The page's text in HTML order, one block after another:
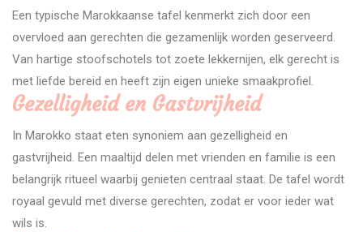
Een typische Marokkaanse tafel kenmerkt zich door een
overvloed aan gerechten die gezamenlijk worden geserveerd.
Van hartige stoofschotels tot zoete lekkernijen, elk gerecht is
met liefde bereid en heeft zijn eigen unieke smaakprofiel.
Gezelligheid en Gastvrijheid
In Marokko staat eten synoniem aan gezelligheid en
gastvrijheid. Een maaltijd delen met vrienden en familie is een
belangrijk ritueel waarbij genieten centraal staat. De tafel wordt
royaal gevuld met diverse gerechten, zodat er voor ieder wat
wils is.